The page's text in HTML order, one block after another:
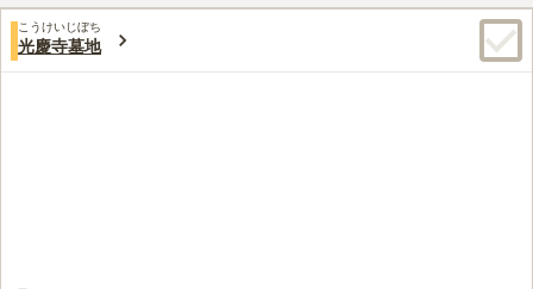
すめです。
口コミ評価
この霊園はまだ誰からも評価されていません。
こうけいじぼち
光慶寺墓地